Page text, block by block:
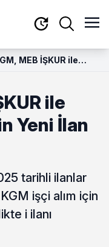
MEB İŞKUR ile
ile
Yeni İlan
tarihli ilanlar
işçi alım için
i ilanı